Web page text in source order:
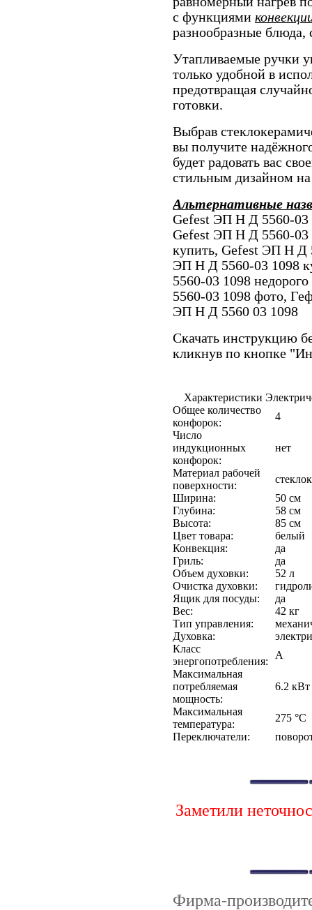
с функциями
разнообразные блюда,
Утапливаемые ручки
только удобной в
предотвращая
готовки.
Выбрав
вы получите
будет радовать вас
стильным дизайном
Альтернативные
Gefest ЭП Н Д 5560-03
Gefest ЭП Н Д 5560-03
купить, Gefest ЭП Н Д
ЭП Н Д 5560-03 1098
5560-03 1098
5560-03 1098 фото,
ЭП Н Д 5560 03 1098
Скачать инструкцию
кликнув по кнопке
Характеристики
Общее количество
конфорок:
4
Число
индукционных
конфорок:
нет
Материал рабочей
поверхности:
Ширина:
50 см
Глубина:
58 см
Высота:
85 см
Цвет товара:
белый
Конвекция:
да
Гриль:
да
Объем духовки:
52 л
Очистка духовки:
Ящик для посуды:
да
Вес:
42 кг
Тип управления:
Духовка:
Класс
энергопотребления:
A
Максимальная
потребляемая
мощность:
6.2 кВт
Максимальная
температура:
275 °C
Переключатели:
Заметили
Фирма-